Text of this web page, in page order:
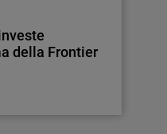
della Frontier